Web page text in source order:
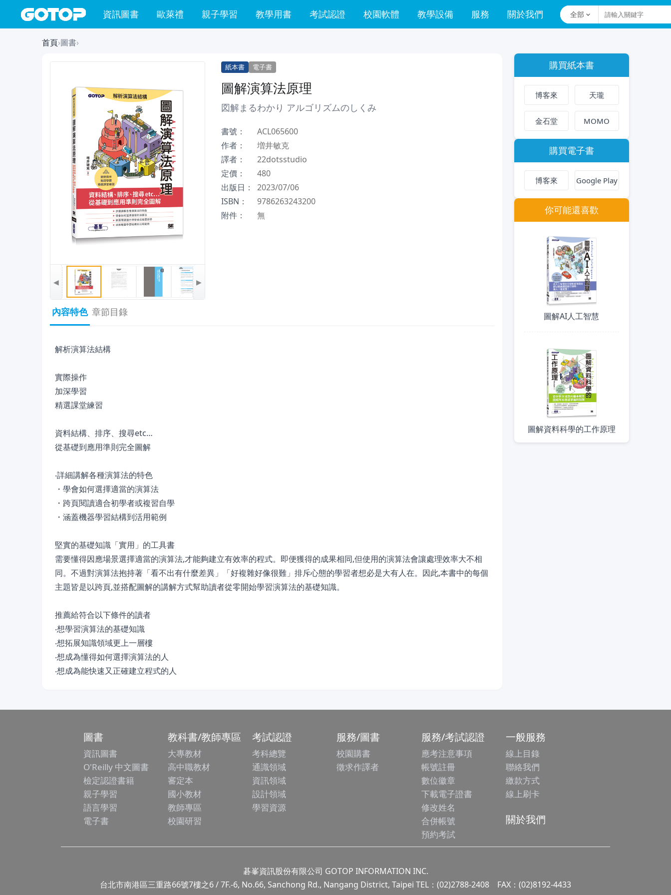
資訊圖書 歐萊禮 親子學習 教學用書 考試認證 校園軟體 教學設備 服務 關於我們 全部
首頁›圖書›
◀ ▶
紙本書 電子書
圖解演算法原理
図解まるわかり アルゴリズムのしくみ
書號：
ACL065600
作者：
増井敏克
譯者：
22dotsstudio
定價：
480
出版日：
2023/07/06
ISBN：
9786263243200
附件：
無
內容特色 章節目錄
解析演算法結構
實際操作
加深學習
精選課堂練習
資料結構、排序、搜尋etc…
從基礎到應用準則完全圖解
‧詳細講解各種演算法的特色
・學會如何選擇適當的演算法
・跨頁閱讀適合初學者或複習自學
・涵蓋機器學習結構到活用範例
堅實的基礎知識「實用」的工具書
需要懂得因應場景選擇適當的演算法,才能夠建立有效率的程式。即便獲得的成果相同,但使用的演算法會讓處理效率大不相
同。不過對演算法抱持著「看不出有什麼差異」「好複雜好像很難」排斥心態的學習者想必是大有人在。因此,本書中的每個
主題皆是以跨頁,並搭配圖解的講解方式幫助讀者從零開始學習演算法的基礎知識。
推薦給符合以下條件的讀者
‧想學習演算法的基礎知識
‧想拓展知識領域更上一層樓
‧想成為懂得如何選擇演算法的人
‧想成為能快速又正確建立程式的人
購買紙本書
博客來 天瓏
金石堂 MOMO
購買電子書
博客來 Google Play
你可能還喜歡
圖解AI人工智慧
圖解資料科學的工作原理
圖書
資訊圖書
O'Reilly 中文圖書
檢定認證書籍
親子學習
語言學習
電子書
教科書/教師專區
大專教材
高中職教材
審定本
國小教材
教師專區
校園研習
考試認證
考科總覽
通識領域
資訊領域
設計領域
學習資源
服務/圖書
校園購書
徵求作譯者
服務/考試認證
應考注意事項
帳號註冊
數位徽章
下載電子證書
修改姓名
合併帳號
預約考試
一般服務
線上目錄
聯絡我們
繳款方式
線上刷卡
關於我們
碁峯資訊股份有限公司 GOTOP INFORMATION INC.
台北市南港區三重路66號7樓之6 / 7F.-6, No.66, Sanchong Rd., Nangang District, Taipei TEL：(02)2788-2408 FAX：(02)8192-4433